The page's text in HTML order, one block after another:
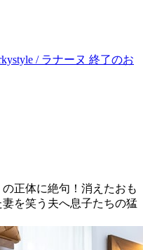
/ ラナーヌ 終了のお
正体に絶句！消えたおも
を笑う夫へ息子たちの猛